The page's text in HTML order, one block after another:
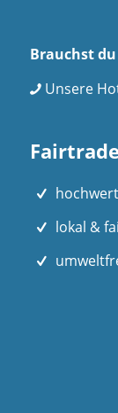
Brauchst
Unsere
lokal &